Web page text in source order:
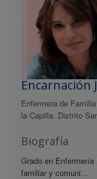
Encarnación
Enfermera de
la Capilla. Distrito
Biografía
Grado en
familiar y comuni...